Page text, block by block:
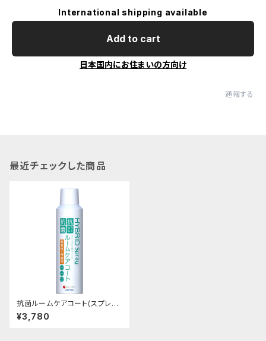
International shipping available
Add to cart
日本国内にお住まいの方向け
通報する
最近チェックした商品
抗菌ルームケアコート(スプレー
タイプ)
¥3,780